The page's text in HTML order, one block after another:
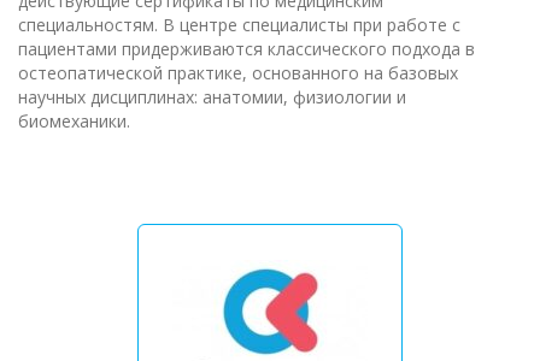
специальностям. В центре специалисты при работе с
пациентами придерживаются классического подхода в
остеопатической практике, основанного на базовых
научных дисциплинах: анатомии, физиологии и
биомеханики.